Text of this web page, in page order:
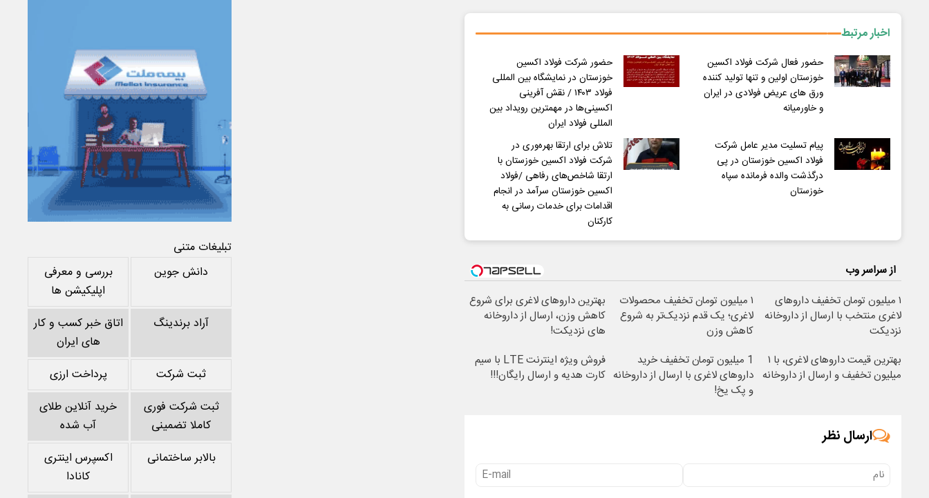
اخبار مرتبط
حضور فعال شرکت فولاد اکسین
خوزستان اولین و تنها تولید کننده
ورق های عریض فولادی در ایران
و خاورمیانه
حضور شرکت فولاد اکسین
خوزستان در نمایشگاه بین المللی
فولاد ۱۴۰۳ / نقش آفرینی
اکسینی‌ها در مهمترین رویداد بین
المللی فولاد ایران
پیام تسلیت مدیر عامل شرکت
فولاد اکسین خوزستان در پی
درگذشت والده فرمانده سپاه
خوزستان
تلاش برای ارتقا بهره‌وری در
شرکت فولاد اکسین خوزستان با
ارتقا شاخص‌های رفاهی /فولاد
اکسین خوزستان سرآمد در انجام
اقدامات برای خدمات رسانی به
کارکنان
از سراسر وب
۱ میلیون تومان تخفیف داروهای
لاغری منتخب با ارسال از داروخانه
نزدیکت
۱ میلیون تومان تخفیف محصولات
لاغری؛ یک قدم نزدیک‌تر به شروع
کاهش وزن
بهترین داروهای لاغری برای شروع
کاهش وزن، ارسال از داروخانه
های نزدیکت!
بهترین قیمت داروهای لاغری، با ۱
میلیون تخفیف و ارسال از داروخانه‌
1 میلیون تومان تخفیف خرید
داروهای لاغری با ارسال از داروخانه
و پک یخ!
فروش ویژه اینترنت LTE با سیم
کارت هدیه و ارسال رایگان!!!
ارسال نظر
تبلیغات متنی
دانش جوین
بررسی و معرفی
اپلیکیشن ها
آراد برندینگ
اتاق خبر کسب و کار
های ایران
ثبت شرکت
پرداخت ارزی
ثبت شرکت فوری
کاملا تضمینی
خرید آنلاین طلای
آب شده
بالابر ساختمانی
اکسپرس اینتری
کانادا